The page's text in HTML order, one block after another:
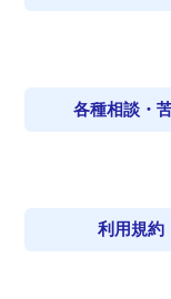
各種相談・
利用規約